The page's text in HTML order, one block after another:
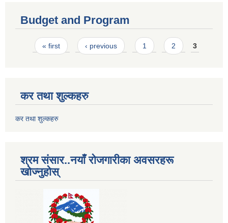
Budget and Program
Pages
« first ‹ previous 1 2 3
कर तथा शुल्कहरु
कर तथा शुल्कहरु
श्रम संसार..नयाँ रोजगारीका अवसरहरू
खोज्नुहोस्